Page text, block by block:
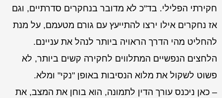
חקירתי הפלילי. בד"כ לא מדובר בנחקרים סדרתיים, וגם
אז נחקרים אילו ירצו להתייעץ עם גורם מטעמם, על מנת
להחליט מהי הדרך הראויה ביותר לנהל את עניינם.
הלחצים הנפשיים המתלווים לחקירה קשים ביותר, לא
פשוט לשקול את מלוא הנסיבות באופן "נקי" ומלא.
– כאן ניכנס עורך הדין לתמונה, הוא בוחן את המצב, את